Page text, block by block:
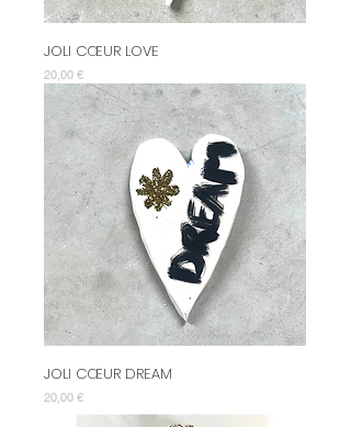
JOLI CŒUR LOVE
Prix
20,00 €
JOLI CŒUR DREAM
Prix
20,00 €